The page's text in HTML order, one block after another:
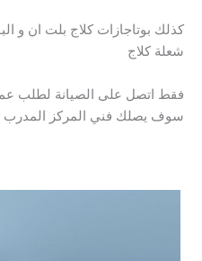
شعلة كلاج
فقط اتصل على الصيانة لطلب
سوف يصلك فني المركز المدرب